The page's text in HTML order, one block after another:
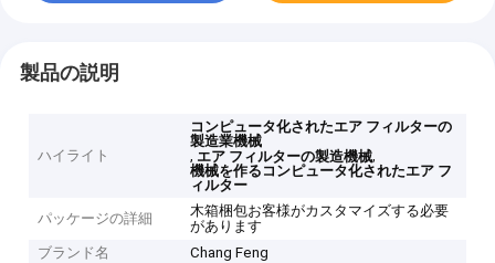
製品の説明
ハイライト
コンピュータ化されたエア フィルターの
製造業機械
, エア フィルターの製造機械,
機械を作るコンピュータ化されたエア フ
ィルター
パッケージの詳細
木箱梱包お客様がカスタマイズする必要
があります
ブランド名
Chang Feng